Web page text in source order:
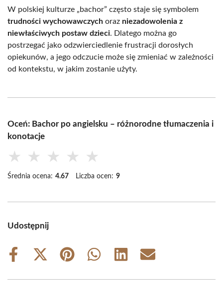
W polskiej kulturze „bachor” często staje się symbolem
trudności wychowawczych oraz niezadowolenia z
niewłaściwych postaw dzieci. Dlatego można go
postrzegać jako odzwierciedlenie frustracji dorosłych
opiekunów, a jego odczucie może się zmieniać w zależności
od kontekstu, w jakim zostanie użyty.
Oceń: Bachor po angielsku – różnorodne tłumaczenia i
konotacje
★ ★ ★ ★ ★
Średnia ocena: 4.67 Liczba ocen: 9
Udostępnij
Share
Share
(Twitter)
Share
Share
Share
Share